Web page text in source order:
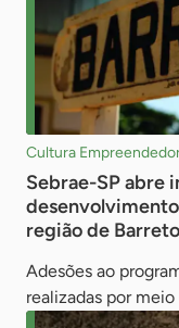
Cultura
Sebrae-SP abre
região de
Adesões ao
realizadas por